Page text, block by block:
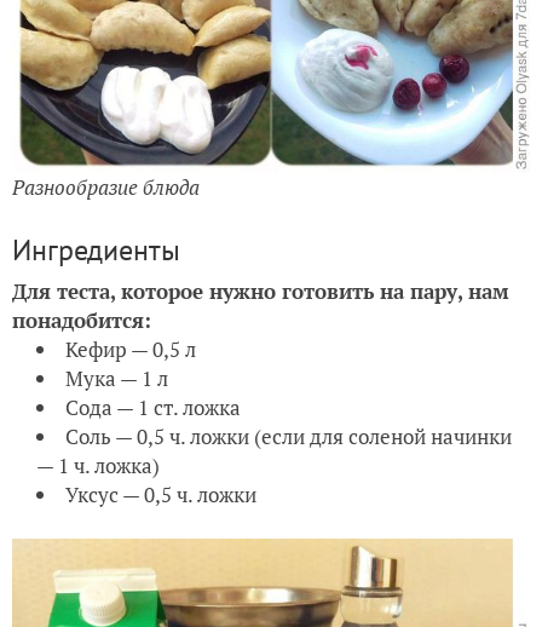
Разнообразие блюда
Ингредиенты
Для теста, которое нужно готовить на пару, нам
понадобится:
Кефир — 0,5 л
Мука — 1 л
Сода — 1 ст. ложка
Соль — 0,5 ч. ложки (если для соленой начинки
— 1 ч. ложка)
Уксус — 0,5 ч. ложки